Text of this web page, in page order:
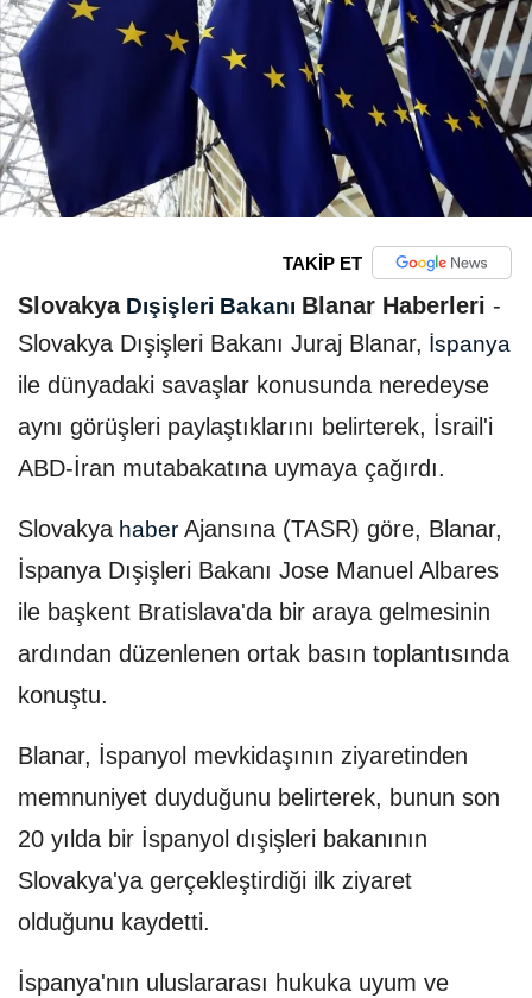
TAKİP ET
SlovakyaDışişleri Bakanı Blanar Haberleri -
Slovakya Dışişleri Bakanı Juraj Blanar, İspanya
ile dünyadaki savaşlar konusunda neredeyse
aynı görüşleri paylaştıklarını belirterek, İsrail'i
ABD-İran mutabakatına uymaya çağırdı.
Slovakyahaber Ajansına (TASR) göre, Blanar,
İspanya Dışişleri Bakanı Jose Manuel Albares
ile başkent Bratislava'da bir araya gelmesinin
ardından düzenlenen ortak basın toplantısında
konuştu.
Blanar, İspanyol mevkidaşının ziyaretinden
memnuniyet duyduğunu belirterek, bunun son
20 yılda bir İspanyol dışişleri bakanının
Slovakya'ya gerçekleştirdiği ilk ziyaret
olduğunu kaydetti.
İspanya'nın uluslararası hukuka uyum ve